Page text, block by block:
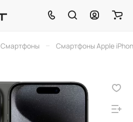
Смартфоны – Смартфоны Apple